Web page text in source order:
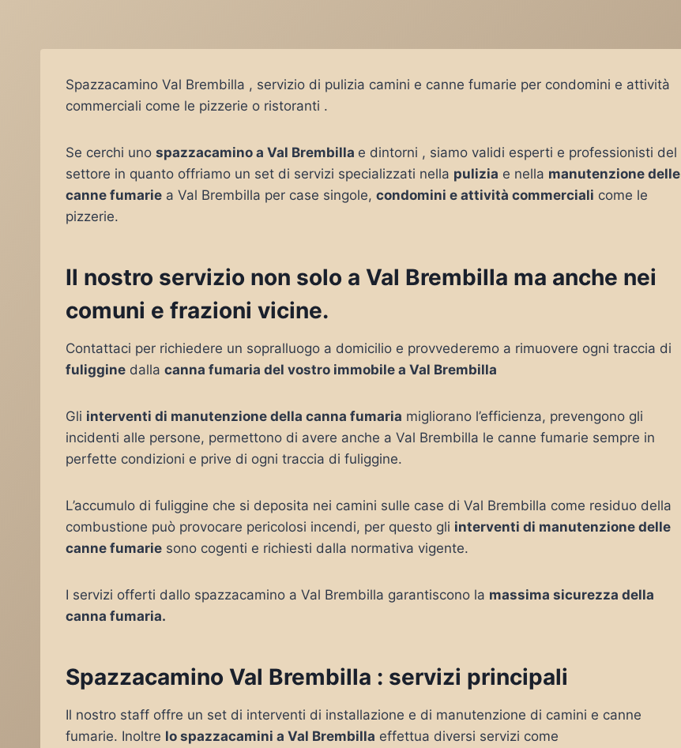
Spazzacamino Val Brembilla , servizio di pulizia camini e canne fumarie per condomini e attività
commerciali come le pizzerie o ristoranti .
Se cerchi uno spazzacamino a Val Brembilla e dintorni , siamo validi esperti e professionisti del
settore in quanto offriamo un set di servizi specializzati nella pulizia e nella manutenzione delle
canne fumarie a Val Brembilla per case singole, condomini e attività commerciali come le
pizzerie.
Il nostro servizio non solo a Val Brembilla ma anche nei
comuni e frazioni vicine.
Contattaci per richiedere un sopralluogo a domicilio e provvederemo a rimuovere ogni traccia di
fuliggine dalla canna fumaria del vostro immobile a Val Brembilla
Gli interventi di manutenzione della canna fumaria migliorano l’efficienza, prevengono gli
incidenti alle persone, permettono di avere anche a Val Brembilla le canne fumarie sempre in
perfette condizioni e prive di ogni traccia di fuliggine.
L’accumulo di fuliggine che si deposita nei camini sulle case di Val Brembilla come residuo della
combustione può provocare pericolosi incendi, per questo gli interventi di manutenzione delle
canne fumarie sono cogenti e richiesti dalla normativa vigente.
I servizi offerti dallo spazzacamino a Val Brembilla garantiscono la massima sicurezza della
canna fumaria.
Spazzacamino Val Brembilla : servizi principali
Il nostro staff offre un set di interventi di installazione e di manutenzione di camini e canne
fumarie. Inoltre lo spazzacamini a Val Brembilla effettua diversi servizi come